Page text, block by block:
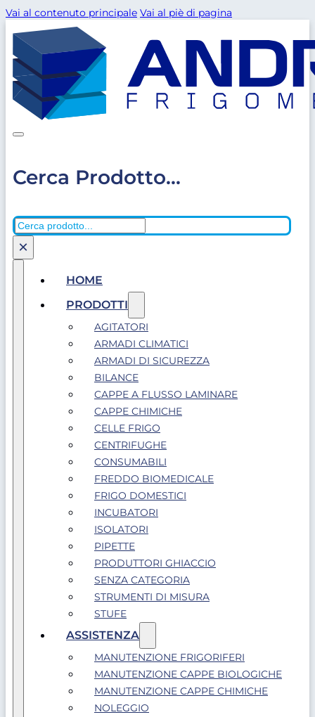
Vai al contenuto principale Vai al piè di pagina
Cerca Prodotto...
Cerca
×
HOME
PRODOTTI
AGITATORI
ARMADI CLIMATICI
ARMADI DI SICUREZZA
BILANCE
CAPPE A FLUSSO LAMINARE
CAPPE CHIMICHE
CELLE FRIGO
CENTRIFUGHE
CONSUMABILI
FREDDO BIOMEDICALE
FRIGO DOMESTICI
INCUBATORI
ISOLATORI
PIPETTE
PRODUTTORI GHIACCIO
SENZA CATEGORIA
STRUMENTI DI MISURA
STUFE
ASSISTENZA
MANUTENZIONE FRIGORIFERI
MANUTENZIONE CAPPE BIOLOGICHE
MANUTENZIONE CAPPE CHIMICHE
NOLEGGIO